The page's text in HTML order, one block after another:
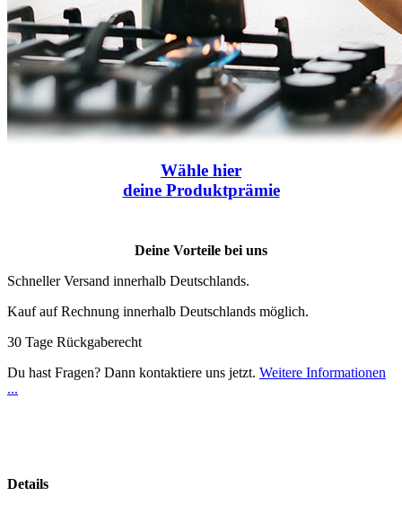
Wähle hier
deine Produktprämie
Deine Vorteile bei uns
Schneller Versand innerhalb Deutschlands.
Kauf auf Rechnung innerhalb Deutschlands möglich.
30 Tage Rückgaberecht
Du hast Fragen? Dann kontaktiere uns jetzt. Weitere Informationen
...
Details